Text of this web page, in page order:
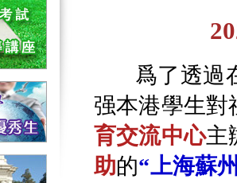
爲了透過
强本港學生對
育交流中心主
助的“上海蘇